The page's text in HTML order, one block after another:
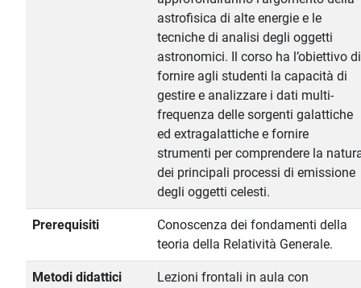
astrofisica di alte energie e le
tecniche di analisi degli oggetti
astronomici. Il corso ha l’obiettivo di
fornire agli studenti la capacità di
gestire e analizzare i dati multi-
frequenza delle sorgenti galattiche
ed extragalattiche e fornire
strumenti per comprendere la
dei principali processi di emissione
degli oggetti celesti.
Prerequisiti
Conoscenza dei fondamenti della
teoria della Relatività Generale.
Metodi didattici
Lezioni frontali in aula con